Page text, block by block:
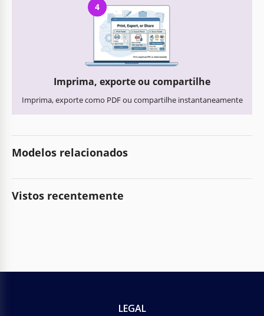
4
Imprima, exporte ou compartilhe
Imprima, exporte como PDF ou compartilhe instantaneamente
Modelos relacionados
Vistos recentemente
LEGAL